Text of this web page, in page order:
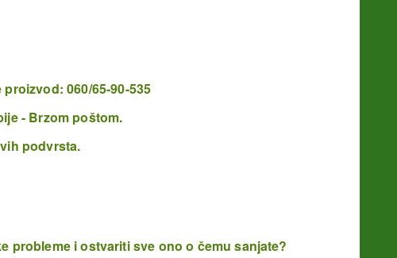
060/65-90-535
- Brzom poštom.
podvrsta.
probleme i ostvariti sve ono o čemu sanjate?